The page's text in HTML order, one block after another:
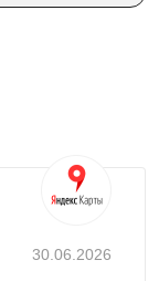
ее можно в
перевезти
30.06.2026